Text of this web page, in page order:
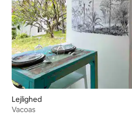
Lejlighed
Vacoas